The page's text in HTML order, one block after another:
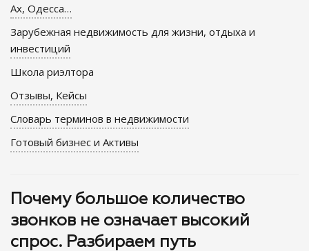
Ах, Одесса…
Зарубежная недвижимость для жизни, отдыха и
инвестиций
Школа риэлтора
Отзывы, Кейсы
Словарь терминов в недвижимости
Готовый бизнес и Активы
Почему большое количество
звонков не означает высокий
спрос. Разбираем путь